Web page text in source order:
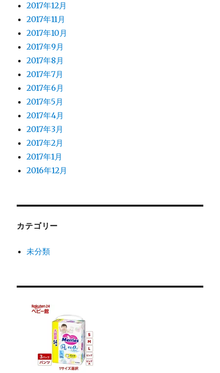
2017年12月
2017年11月
2017年10月
2017年9月
2017年8月
2017年7月
2017年6月
2017年5月
2017年4月
2017年3月
2017年2月
2017年1月
2016年12月
カテゴリー
未分類